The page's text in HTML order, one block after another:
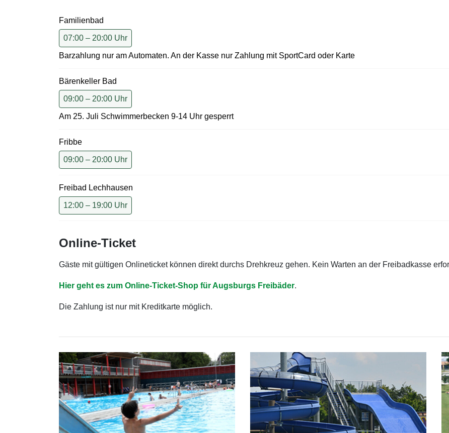
Familienbad
07:00 – 20:00 Uhr
Barzahlung nur am Automaten. An der Kasse nur Zahlung mit SportCard oder Karte
Bärenkeller Bad
09:00 – 20:00 Uhr
Am 25. Juli Schwimmerbecken 9-14 Uhr gesperrt
Fribbe
09:00 – 20:00 Uhr
Freibad Lechhausen
12:00 – 19:00 Uhr
Online-Ticket
Gäste mit gültigen Onlineticket können direkt durchs Drehkreuz gehen. Kein Warten an der Freibadkasse
Hier geht es zum Online-Ticket-Shop für Augsburgs Freibäder.
Die Zahlung ist nur mit Kreditkarte möglich.